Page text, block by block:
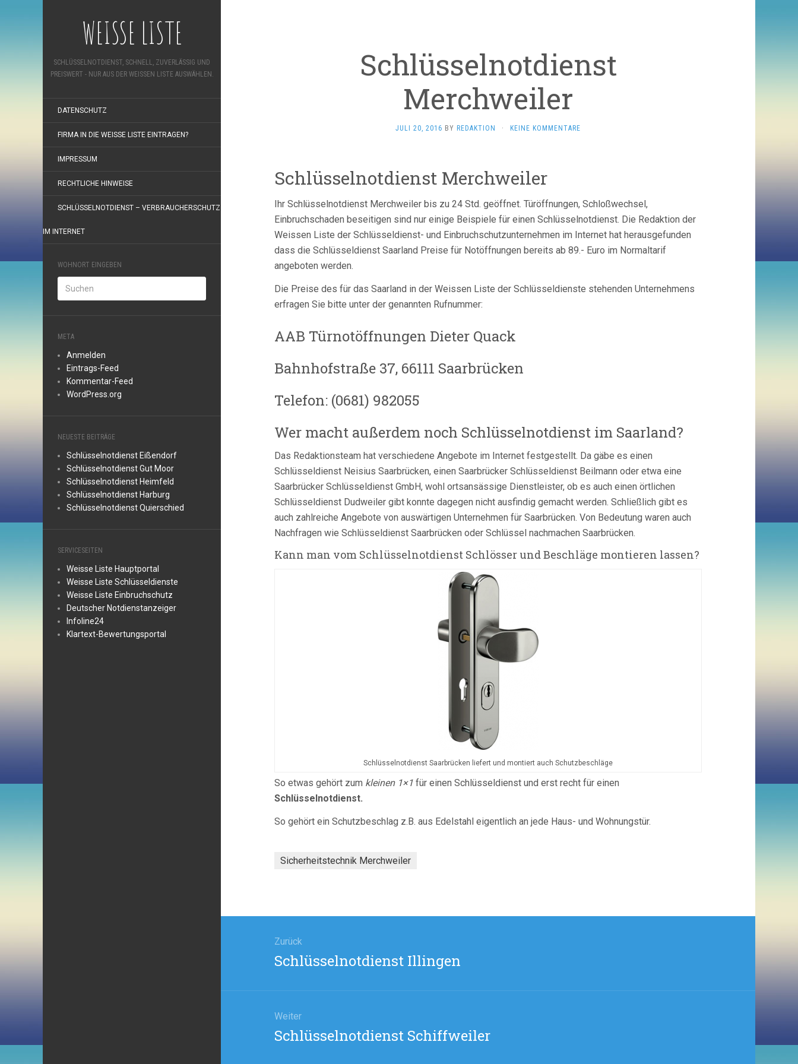
WEISSE LISTE
SCHLÜSSELNOTDIENST, SCHNELL, ZUVERLÄSSIG UND
PREISWERT - NUR AUS DER WEISSEN LISTE AUSWÄHLEN.
DATENSCHUTZ
FIRMA IN DIE WEISSE LISTE EINTRAGEN?
IMPRESSUM
RECHTLICHE HINWEISE
SCHLÜSSELNOTDIENST – VERBRAUCHERSCHUTZ
IM INTERNET
WOHNORT EINGEBEN
META
Anmelden
Eintrags-Feed
Kommentar-Feed
WordPress.org
NEUESTE BEITRÄGE
Schlüsselnotdienst Eißendorf
Schlüsselnotdienst Gut Moor
Schlüsselnotdienst Heimfeld
Schlüsselnotdienst Harburg
Schlüsselnotdienst Quierschied
SERVICESEITEN
Weisse Liste Hauptportal
Weisse Liste Schlüsseldienste
Weisse Liste Einbruchschutz
Deutscher Notdienstanzeiger
Infoline24
Klartext-Bewertungsportal
Schlüsselnotdienst
Merchweiler
JULI 20, 2016 BY REDAKTION · KEINE KOMMENTARE
Schlüsselnotdienst Merchweiler
Ihr Schlüsselnotdienst Merchweiler bis zu 24 Std. geöffnet. Türöffnungen, Schloßwechsel,
Einbruchschaden beseitigen sind nur einige Beispiele für einen Schlüsselnotdienst. Die Redaktion der
Weissen Liste der Schlüsseldienst- und Einbruchschutzunternehmen im Internet hat herausgefunden
dass die Schlüsseldienst Saarland Preise für Notöffnungen bereits ab 89.- Euro im Normaltarif
angeboten werden.
Die Preise des für das Saarland in der Weissen Liste der Schlüsseldienste stehenden Unternehmens
erfragen Sie bitte unter der genannten Rufnummer:
AAB Türnotöffnungen Dieter Quack
Bahnhofstraße 37, 66111 Saarbrücken
Telefon: (0681) 982055
Wer macht außerdem noch Schlüsselnotdienst im Saarland?
Das Redaktionsteam hat verschiedene Angebote im Internet festgestellt. Da gäbe es einen
Schlüsseldienst Neisius Saarbrücken, einen Saarbrücker Schlüsseldienst Beilmann oder etwa eine
Saarbrücker Schlüsseldienst GmbH, wohl ortsansässige Dienstleister, ob es auch einen örtlichen
Schlüsseldienst Dudweiler gibt konnte dagegen nicht ausfindig gemacht werden. Schließlich gibt es
auch zahlreiche Angebote von auswärtigen Unternehmen für Saarbrücken. Von Bedeutung waren auch
Nachfragen wie Schlüsseldienst Saarbrücken oder Schlüssel nachmachen Saarbrücken.
Kann man vom Schlüsselnotdienst Schlösser und Beschläge montieren lassen?
Schlüsselnotdienst Saarbrücken liefert und montiert auch Schutzbeschläge
So etwas gehört zum kleinen 1×1 für einen Schlüsseldienst und erst recht für einen
Schlüsselnotdienst.
So gehört ein Schutzbeschlag z.B. aus Edelstahl eigentlich an jede Haus- und Wohnungstür.
Sicherheitstechnik Merchweiler
Zurück
Vorheriger
Schlüsselnotdienst Illingen
Weiter
Nächster
Schlüsselnotdienst Schiffweiler